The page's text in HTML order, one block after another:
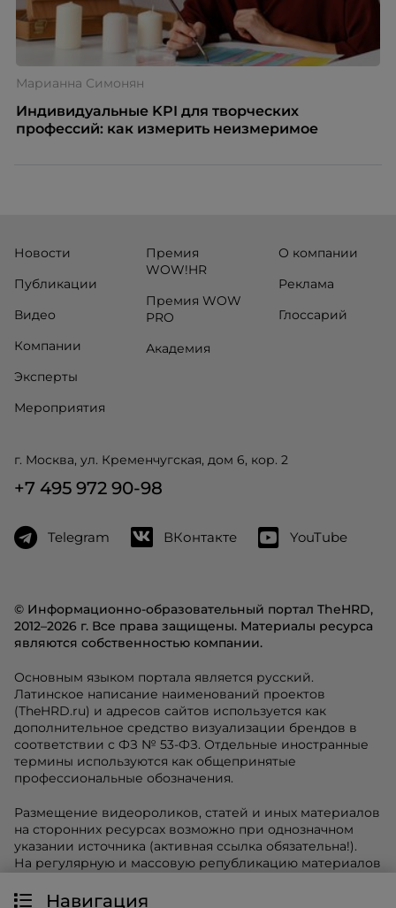
Навигация
Марианна Симонян
Индивидуальные KPI для творческих
профессий: как измерить неизмеримое
© Информационно-образовательный портал TheHRD,
2012–2026 г. Все права защищены. Материалы ресурса
являются собственностью компании.
Основным языком портала является русский.
Латинское написание наименований проектов
(TheHRD.ru) и адресов сайтов используется как
дополнительное средство визуализации брендов в
соответствии с ФЗ № 53-ФЗ. Отдельные иностранные
термины используются как общепринятые
профессиональные обозначения.
Размещение видеороликов, статей и иных материалов
на сторонних ресурсах возможно при однозначном
указании источника (активная ссылка обязательна!).
На регулярную и массовую републикацию материалов
Новости
Публикации
Видео
Компании
Эксперты
Мероприятия
Премия
WOW!HR
Премия WOW
PRO
Академия
О компании
Реклама
Глоссарий
г. Москва, ул. Кременчугская, дом 6, кор. 2
+7 495 972 90-98
Telegram ВКонтакте YouTube